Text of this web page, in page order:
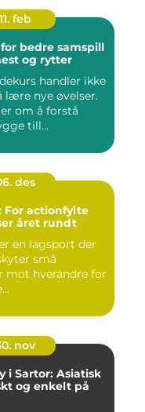
11. feb
bedre samspill
og rytter
handler ikke
lære nye øvelser.
om å forstå
till...
des
For actionfylte
året rundt
en lagsport der
små
mot hverandre for
nov
i Sartor: Asiatisk
og enkelt på